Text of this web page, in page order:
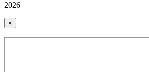
2026
×